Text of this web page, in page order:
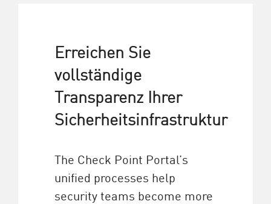
Erreichen Sie
vollständige
Transparenz Ihrer
Sicherheitsinfrastruktur
The Check Point Portal’s
unified processes help
security teams become more